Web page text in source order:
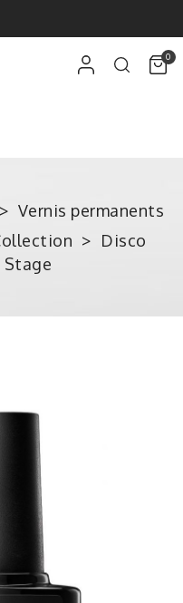
0
Vernis permanents
Disco